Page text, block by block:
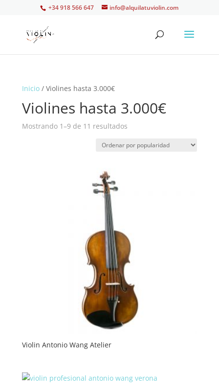
+34 918 566 647 info@alquilatuviolin.com
Inicio/ Violines hasta 3.000€
Violines hasta 3.000€
Mostrando 1–9 de 11 resultadosOrdenado
popularidad
Violin Antonio Wang Atelier